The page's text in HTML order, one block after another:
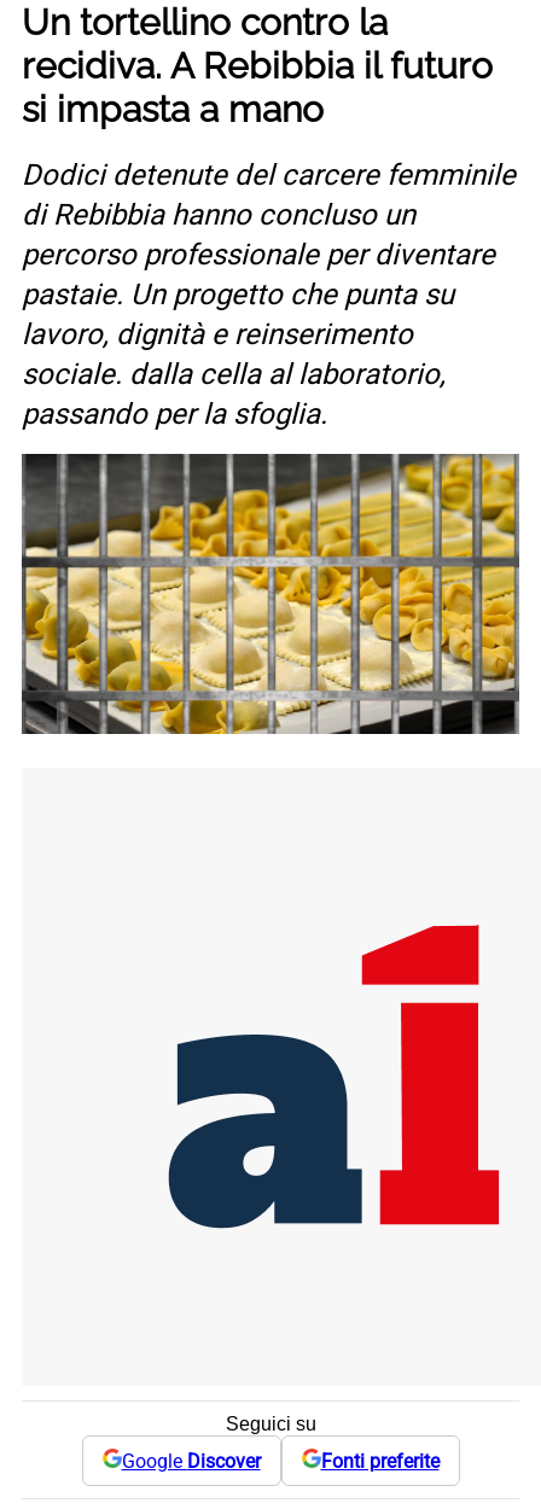
Un tortellino contro la
recidiva. A Rebibbia il futuro
si impasta a mano
Dodici detenute del carcere femminile
di Rebibbia hanno concluso un
percorso professionale per diventare
pastaie. Un progetto che punta su
lavoro, dignità e reinserimento
sociale. dalla cella al laboratorio,
passando per la sfoglia.
Seguici su
Google Discover Fonti preferite